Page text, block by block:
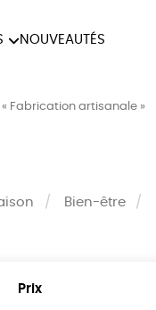
NOUVEAUTÉS
Fabrication artisanale »
Bien-être
Prix